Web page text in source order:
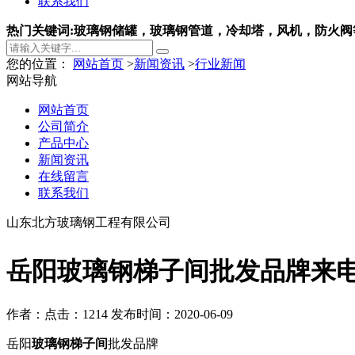
热门关键词:玻璃钢储罐，玻璃钢管道，冷却塔，风机，防火阀
您的位置： 网站首页 >新闻资讯 >行业新闻
岳阳玻璃钢梯子间批发品牌来
作者： 点击：1214 发布时间：2020-06-09
岳阳玻璃钢梯子间批发品牌
网站导航
网站首页
公司简介
产品中心
新闻资讯
在线留言
联系我们
山东北方玻璃钢工程有限公司